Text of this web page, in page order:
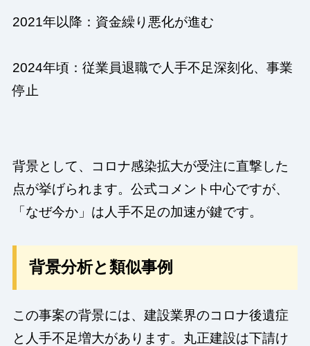
2021年以降：資金繰り悪化が進む
2024年頃：従業員退職で人手不足深刻化、事業
停止
背景として、コロナ感染拡大が受注に直撃した
点が挙げられます。公式コメント中心ですが、
「なぜ今か」は人手不足の加速が鍵です。
背景分析と類似事例
この事案の背景には、建設業界のコロナ後遺症
と人手不足増大があります。丸正建設は下請け